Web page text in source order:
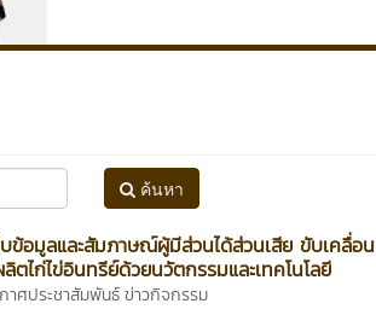
ค้นหา
อมูลและสัมภาษณ์ผู้มีส่วนได้ส่วนเสีย ขับเคลื่อน
ตไก่ไข่อินทรีย์ด้วยนวัตกรรมและเทคโนโลยี
าศประชาสัมพันธ์ ข่าวกิจกรรม